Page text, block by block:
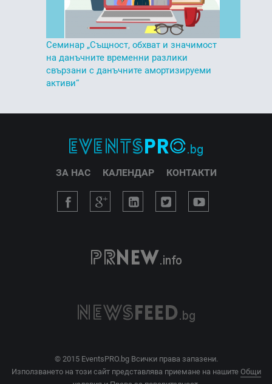
Семинар „Същност, обхват и значимост
на данъчните временни разлики
свързани с данъчните амортизируеми
активи“
ЗА НАС КАЛЕНДАР КОНТАКТИ
© 2015 EventsPRO.bg Всички права запазени.
Използването на този сайт представлява приемане на нашитеОбщи